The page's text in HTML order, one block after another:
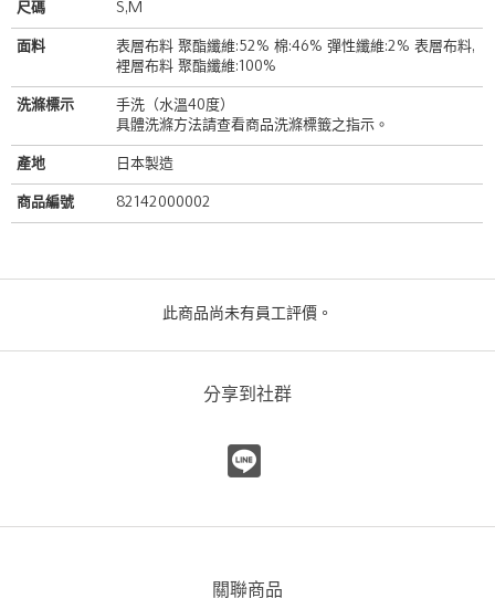
尺碼 S,M
面料
表層布料 聚酯纖維:52% 棉:46% 彈性纖維:2% 表層布料,
裡層布料 聚酯纖維:100%
洗滌標示
手洗（水溫40度）
具體洗滌方法請查看商品洗滌標籤之指示。
產地 日本製造
商品編號 82142000002
此商品尚未有員工評價。
分享到社群
關聯商品